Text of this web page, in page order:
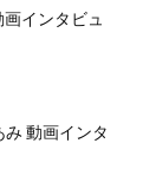
インタビュ
み 動画インタ